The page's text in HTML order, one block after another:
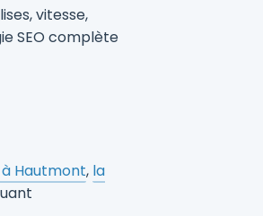
vitesse,
SEO complète
Hautmont, la